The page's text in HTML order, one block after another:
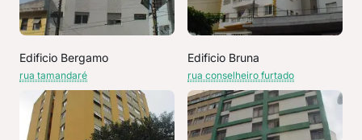
Edificio Bergamo
rua tamandaré
Edificio Bruna
rua conselheiro furtado